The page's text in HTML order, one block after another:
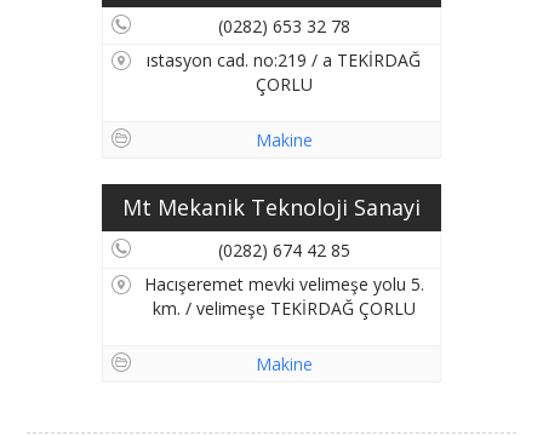
(0282) 653 32 78
ıstasyon cad. no:219 / a TEKİRDAĞ
ÇORLU
Makine
Mt Mekanik Teknoloji Sanayi
(0282) 674 42 85
Hacışeremet mevki velimeşe yolu 5.
km. / velimeşe TEKİRDAĞ ÇORLU
Makine